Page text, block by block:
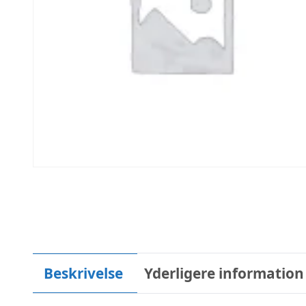
Beskrivelse Yderligere information